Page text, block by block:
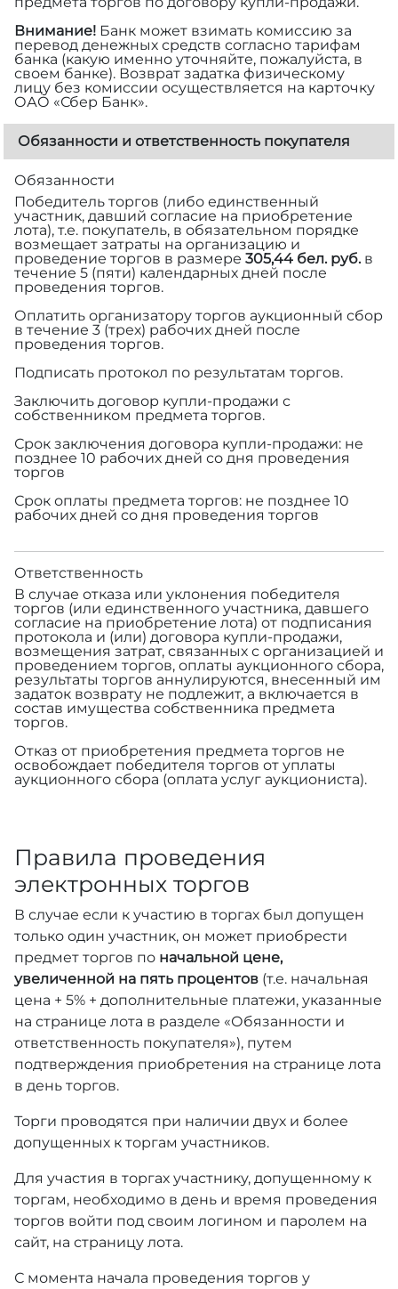
Внимание! Банк может взимать комиссию за
перевод денежных средств согласно тарифам
банка (какую именно уточняйте, пожалуйста, в
своем банке). Возврат задатка физическому
лицу без комиссии осуществляется на карточку
ОАО «Сбер Банк».
Обязанности и ответственность покупателя
Обязанности
Победитель торгов (либо единственный
участник, давший согласие на приобретение
лота), т.е. покупатель, в обязательном порядке
возмещает затраты на организацию и
проведение торгов в размере 305,44 бел. руб.в
течение 5 (пяти) календарных дней после
проведения торгов.
Оплатить организатору торгов аукционный сбор
в течение 3 (трех) рабочих дней после
проведения торгов.
Подписать протокол по результатам торгов.
Заключить договор купли-продажи с
собственником предмета торгов.
Срок заключения договора купли-продажи: не
позднее 10 рабочих дней со дня проведения
торгов
Срок оплаты предмета торгов: не позднее 10
рабочих дней со дня проведения торгов
Ответственность
В случае отказа или уклонения победителя
торгов (или единственного участника, давшего
согласие на приобретение лота) от подписания
протокола и (или) договора купли-продажи,
возмещения затрат, связанных с организацией и
проведением торгов, оплаты аукционного сбора,
результаты торгов аннулируются, внесенный им
задаток возврату не подлежит, а включается в
состав имущества собственника предмета
торгов.
Отказ от приобретения предмета торгов не
освобождает победителя торгов от уплаты
аукционного сбора (оплата услуг аукциониста).
Правила проведения
электронных торгов
В случае если к участию в торгах был допущен
только один участник, он может приобрести
предмет торгов по начальной цене,
увеличенной на пять процентов (т.е. начальная
цена + 5% + дополнительные платежи, указанные
на странице лота в разделе «Обязанности и
ответственность покупателя»), путем
подтверждения приобретения на странице лота
в день торгов.
Торги проводятся при наличии двух и более
допущенных к торгам участников.
Для участия в торгах участнику, допущенному к
торгам, необходимо в день и время проведения
торгов войти под своим логином и паролем на
сайт, на страницу лота.
С момента начала проведения торгов у